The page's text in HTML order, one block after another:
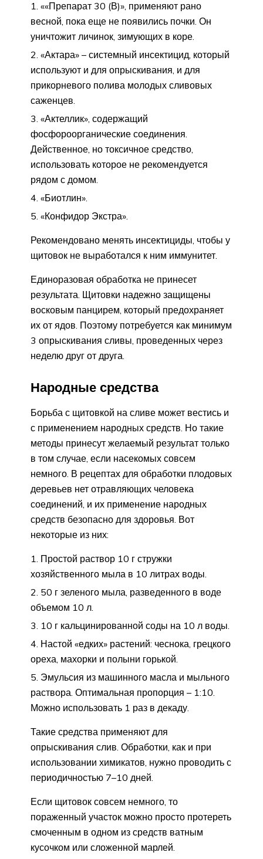
««Препарат 30 (В)», применяют рано
весной, пока еще не появились почки. Он
уничтожит личинок, зимующих в коре.
«Актара» – системный инсектицид, который
используют и для опрыскивания, и для
прикорневого полива молодых сливовых
саженцев.
«Актеллик», содержащий
фосфороорганические соединения.
Действенное, но токсичное средство,
использовать которое не рекомендуется
рядом с домом.
«Биотлин».
«Конфидор Экстра».
Рекомендовано менять инсектициды, чтобы у
щитовок не выработался к ним иммунитет.
Единоразовая обработка не принесет
результата. Щитовки надежно защищены
восковым панцирем, который предохраняет
их от ядов. Поэтому потребуется как минимум
3 опрыскивания сливы, проведенных через
неделю друг от друга.
Народные средства
Борьба с щитовкой на сливе может вестись и
с применением народных средств. Но такие
методы принесут желаемый результат только
в том случае, если насекомых совсем
немного. В рецептах для обработки плодовых
деревьев нет отравляющих человека
соединений, и их применение народных
средств безопасно для здоровья. Вот
некоторые из них:
Простой раствор 10 г стружки
хозяйственного мыла в 10 литрах воды.
50 г зеленого мыла, разведенного в воде
объемом 10 л.
10 г кальцинированной соды на 10 л воды.
Настой «едких» растений: чеснока, грецкого
ореха, махорки и полыни горькой.
Эмульсия из машинного масла и мыльного
раствора. Оптимальная пропорция – 1:10.
Можно использовать 1 раз в декаду.
Такие средства применяют для
опрыскивания слив. Обработки, как и при
использовании химикатов, нужно проводить с
периодичностью 7–10 дней.
Если щитовок совсем немного, то
пораженный участок можно просто протереть
смоченным в одном из средств ватным
кусочком или сложенной марлей.